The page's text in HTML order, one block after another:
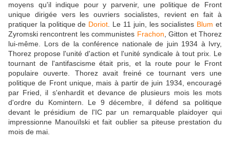
moyens qu'il indique pour y parvenir, une politique de Front
unique dirigée vers les ouvriers socialistes, revient en fait à
pratiquer la politique de Doriot . Le 11 juin, les socialistes Blum et
Zyromski rencontrent les communistes Frachon , Gitton et Thorez
lui-même. Lors de la conférence nationale de juin 1934 à Ivry,
Thorez propose l'unité d'action et l'unité syndicale à tout prix. Le
tournant de l'antifascisme était pris, et la route pour le Front
populaire ouverte. Thorez avait freiné ce tournant vers une
politique de Front unique, mais à partir de juin 1934, encouragé
par Fried, il s'enhardit et devance de plusieurs mois les mots
d'ordre du Komintern. Le 9 décembre, il défend sa politique
devant le présidium de l'IC par un remarquable plaidoyer qui
impressionne Manouïlski et fait oublier sa piteuse prestation du
mois de mai.